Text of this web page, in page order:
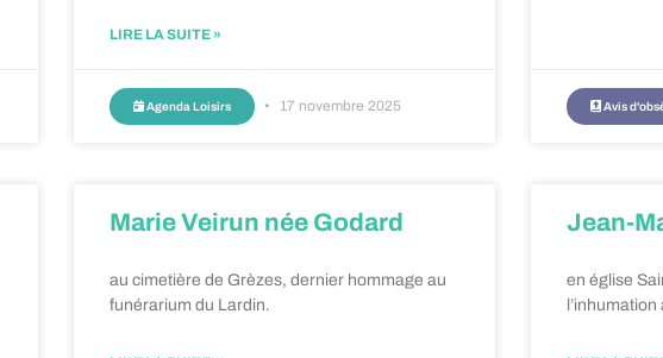
LIRE LA SUITE »
Agenda Loisirs 17 novembre 2025 Avis
Marie Veirun née Godard
au cimetière de Grèzes, dernier hommage au
funérarium du Lardin.
Jean-
en église